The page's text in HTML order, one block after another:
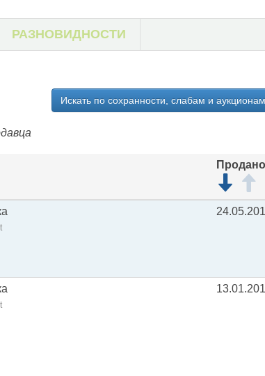
РАЗНОВИДНОСТИ
Искать по сохранности, слабам и аукционам
Продано